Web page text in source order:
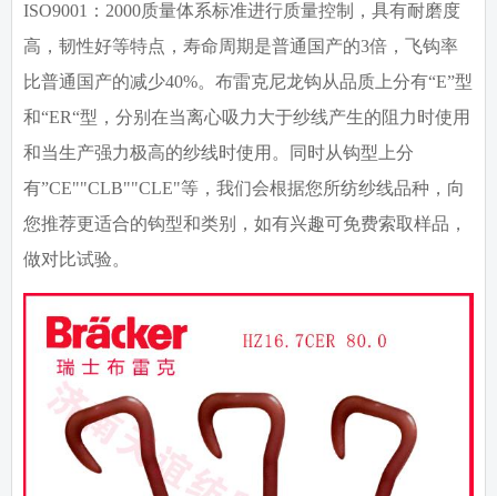
ISO9001 ： 2000质量体系标准进行质量控制，具有耐磨度
高，韧性好等特点，寿命周期是普通国产的3倍，飞钩率
比普通国产的减少40%。布雷克尼龙钩从品质上分有“E”型
和“ER“型，分别在当离心吸力大于纱线产生的阻力时使用
和当生产强力极高的纱线时使用。同时从钩型上分
有”CE""CLB""CLE"等，我们会根据您所纺纱线品种，向
您推荐更适合的钩型和类别，如有兴趣可免费索取样品，
做对比试验。